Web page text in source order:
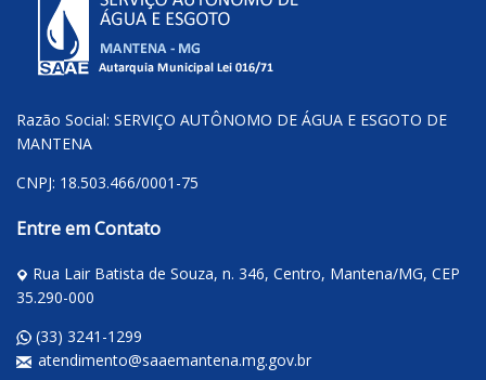
Razão Social: SERVIÇO AUTÔNOMO DE ÁGUA E ESGOTO DE
MANTENA
CNPJ: 18.503.466/0001-75
Entre em Contato
Rua Lair Batista de Souza, n. 346, Centro, Mantena/MG, CEP
35.290-000
(33) 3241-1299
atendimento@saaemantena.mg.gov.br